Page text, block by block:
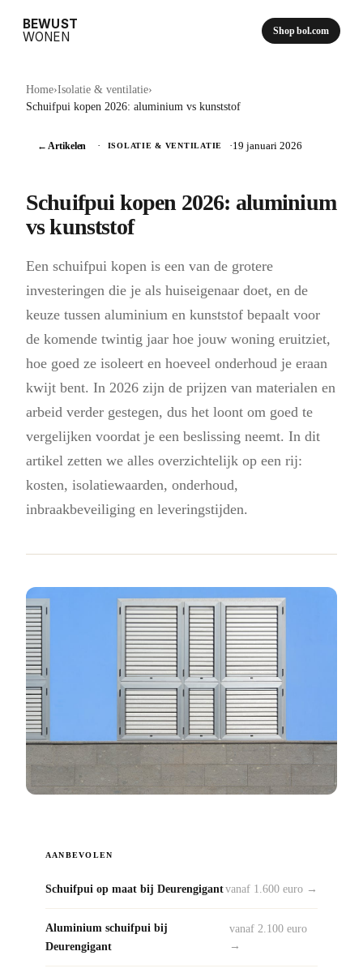
BEWUST
WONEN
Shop bol.com
Home›Isolatie & ventilatie›
Schuifpui kopen 2026: aluminium vs kunststof
← Artikelen · ISOLATIE & VENTILATIE ·19 januari 2026
Schuifpui kopen 2026: aluminium
vs kunststof
Een schuifpui kopen is een van de grotere
investeringen die je als huiseigenaar doet, en de
keuze tussen aluminium en kunststof bepaalt voor
de komende twintig jaar hoe jouw woning eruitziet,
hoe goed ze isoleert en hoeveel onderhoud je eraan
kwijt bent. In 2026 zijn de prijzen van materialen en
arbeid verder gestegen, dus het loont om goed te
vergelijken voordat je een beslissing neemt. In dit
artikel zetten we alles overzichtelijk op een rij:
kosten, isolatiewaarden, onderhoud,
inbraakbeveiliging en leveringstijden.
AANBEVOLEN
Schuifpui op maat bij Deurengigantvanaf 1.600 euro →
Aluminium schuifpui bij
Deurengigant
vanaf 2.100 euro
→